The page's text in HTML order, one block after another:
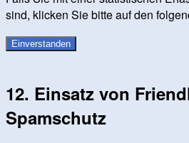
sind, klicken Sie bitte auf den
Einverstanden
12. Einsatz von
Spamschutz